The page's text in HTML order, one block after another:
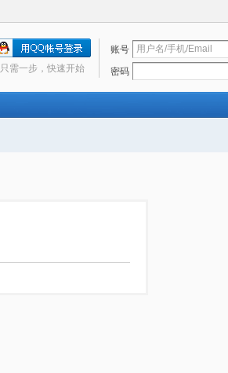
账号
密码
只需一步，快速开始